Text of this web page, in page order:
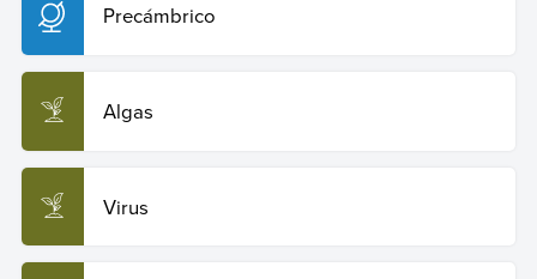
Precámbrico
Algas
Virus